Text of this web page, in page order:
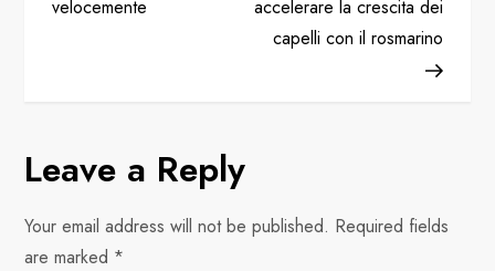
s
a
v
velocemente
accelerare la crescita dei
capelli con il rosmarino
Leave a Reply
Your email address will not be published. Required fields
are marked *